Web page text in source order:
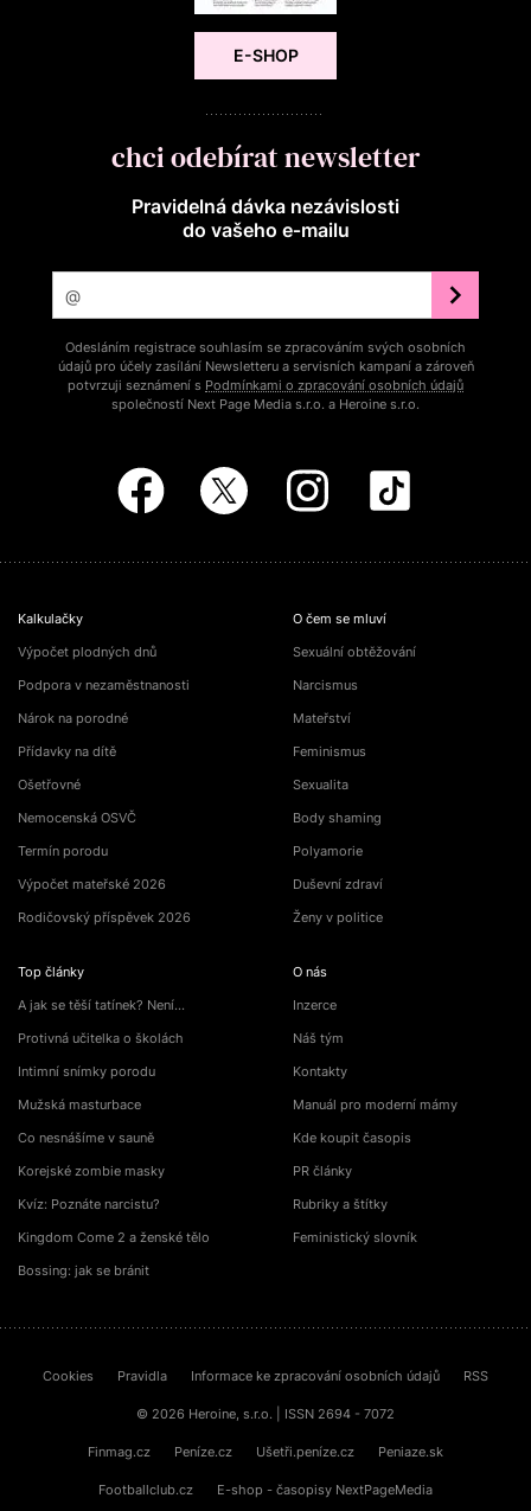
E-SHOP
chci odebírat newsletter
Pravidelná dávka nezávislosti
do vašeho e‑mailu
Odesláním registrace souhlasím se zpracováním svých osobních
údajů pro účely zasílání Newsletteru a servisních kampaní a zároveň
potvrzuji seznámení s Podmínkami o zpracování osobních údajů
společností Next Page Media s.r.o. a Heroine s.r.o.
Kalkulačky
Výpočet plodných dnů
Podpora v nezaměstnanosti
Nárok na porodné
Přídavky na dítě
Ošetřovné
Nemocenská OSVČ
Termín porodu
Výpočet mateřské 2026
Rodičovský příspěvek 2026
Top články
A jak se těší tatínek? Není…
Protivná učitelka o školách
Intimní snímky porodu
Mužská masturbace
Co nesnášíme v sauně
Korejské zombie masky
Kvíz: Poznáte narcistu?
Kingdom Come 2 a ženské tělo
Bossing: jak se bránit
O čem se mluví
Sexuální obtěžování
Narcismus
Mateřství
Feminismus
Sexualita
Body shaming
Polyamorie
Duševní zdraví
Ženy v politice
O nás
Inzerce
Náš tým
Kontakty
Manuál pro moderní mámy
Kde koupit časopis
PR články
Rubriky a štítky
Feministický slovník
Cookies Pravidla Informace ke zpracování osobních údajů RSS
© 2026 Heroine, s.r.o. | ISSN 2694 - 7072
Finmag.cz Peníze.cz Ušetři.peníze.cz Peniaze.sk
Footballclub.cz E-shop - časopisy NextPageMedia